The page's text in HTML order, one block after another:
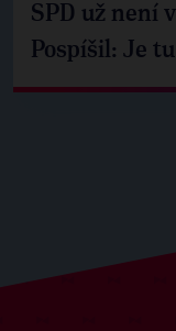
SPD už není
Pospíšil: Je